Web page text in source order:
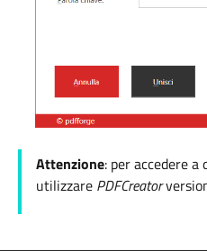
Attenzione: per accedere
utilizzare PDFCreator